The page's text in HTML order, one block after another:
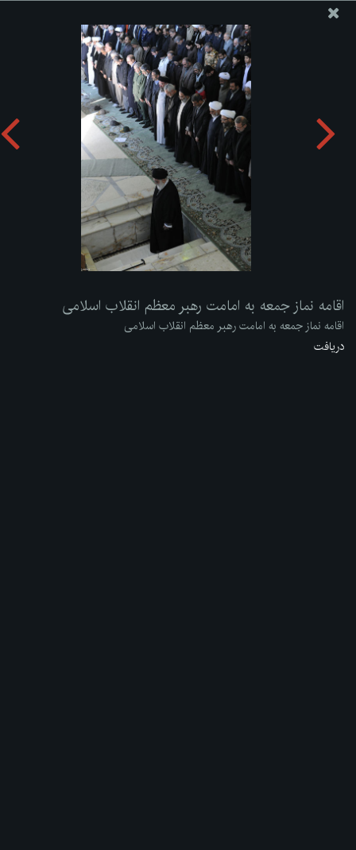
پایگاه اطلاع رسانی دفتر مقام معظم رهبری
ارسال نامه
وجوهات
اقامه نماز جمعه به امامت رهبر معظم انقلاب اسلامی
دریافت آلبوم: zip
اقامه نماز جمعه به امامت رهبر معظم انقلاب اسلامی
اقامه نماز جمعه به امامت رهبر معظم انقلاب اسلامی
دریافت